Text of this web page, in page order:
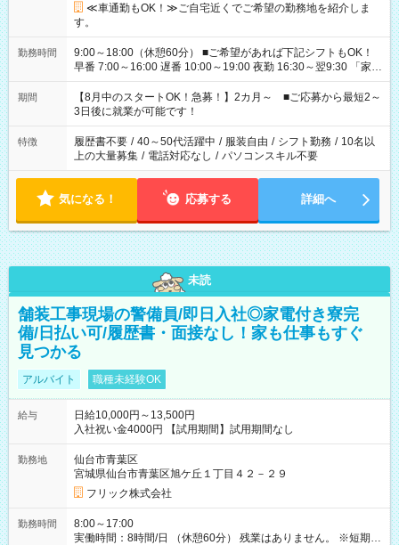
≪車通勤もOK！≫ご自宅近くでご希望の勤務地を紹介しま
す。
勤務時間
9:00～18:00（休憩60分） ■ご希望があれば下記シフトもOK！
早番 7:00～16:00 遅番 10:00～19:00 夜勤 16:30～翌9:30 「家族
と休みを合わせたい」 「余裕を持って夕飯の準備がしたい」
「できれば残業はしたくない」 など、ご希望を教えてください
ね。 ※Wワーク希望の方へ 今ご覧のお仕事で希望する勤務時間
と、もう1つのお仕事の勤務時間。 合計で週40時間を超える場
合は応募できません。
期間
【8月中のスタートOK！急募！】2カ月～ ■ご応募から最短2～
3日後に就業が可能です！
特徴 履歴書不要 / 40～50代活躍中 / 服装自由 / シフト勤務 / 10名以
上の大量募集 / 電話対応なし / パソコンスキル不要
気になる！ 応募する 詳細へ
未読
舗装工事現場の警備員/即日入社◎家電付き寮完
備/日払い可/履歴書・面接なし！家も仕事もすぐ
見つかる
アルバイト 職種未経験OK
給与
日給10,000円～13,500円
入社祝い金4000円 【試用期間】試用期間なし
勤務地
仙台市青葉区
宮城県仙台市青葉区旭ケ丘１丁目４２－２９
フリック株式会社
勤務時間
8:00～17:00
実働時間：8時間/日 （休憩60分） 残業はありません。 ※短期の